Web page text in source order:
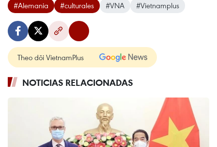
#Alemania #culturales #VNA #Vietnamplus
Theo dõi VietnamPlus
NOTICIAS RELACIONADAS